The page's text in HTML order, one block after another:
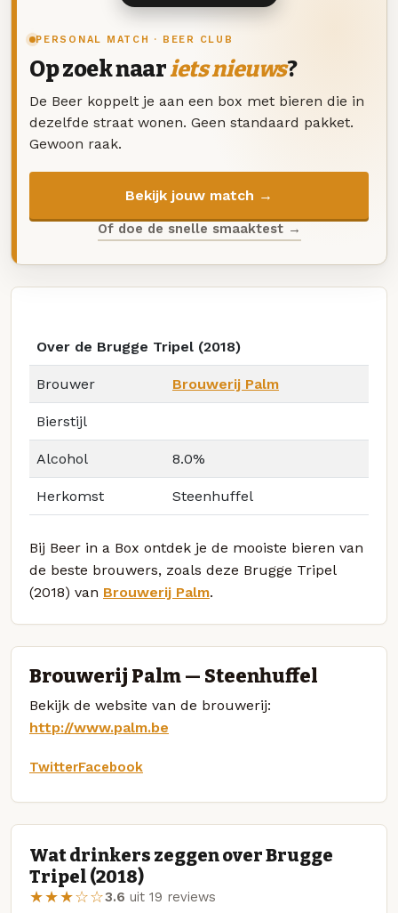
PERSONAL MATCH · BEER CLUB
Op zoek naariets nieuws?
De Beer koppelt je aan een box met bieren die in
dezelfde straat wonen. Geen standaard pakket.
Gewoon raak.
Bekijk jouw match →
Of doe de snelle smaaktest →
Over de Brugge Tripel (2018)
Brouwer Brouwerij Palm
Bierstijl
Alcohol 8.0%
Herkomst Steenhuffel
Bij Beer in a Box ontdek je de mooiste bieren van
de beste brouwers, zoals deze Brugge Tripel
(2018) van Brouwerij Palm.
Brouwerij Palm — Steenhuffel
Bekijk de website van de brouwerij:
http://www.palm.be
TwitterFacebook
Wat drinkers zeggen over Brugge
Tripel (2018)
★★★☆☆3.6 uit 19 reviews